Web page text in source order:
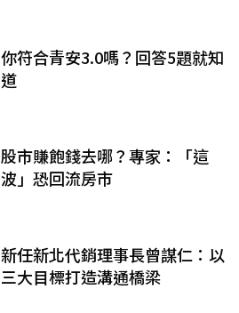
你符合青安3.0嗎？回答5題就知
道
股市賺飽錢去哪？專家：「這
波」恐回流房市
新任新北代銷理事長曾謀仁：以
三大目標打造溝通橋梁